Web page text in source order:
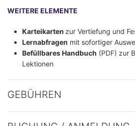
WEITERE ELEMENTE
Karteikarten zur Vertiefung und
Lernabfragen mit sofortiger
Befüllbares Handbuch (PDF) zur
Lektionen
GEBÜHREN